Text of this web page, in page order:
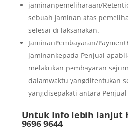
jaminanpemeliharaan/
sebuah jaminan atas
selesai di laksanakan.
JaminanPembayaran/
jaminankepada Penjual
melakukan pembayaran
dalamwaktu yangditentukan
yangdisepakati antara
Untuk Info lebih lanjut
9696 9644